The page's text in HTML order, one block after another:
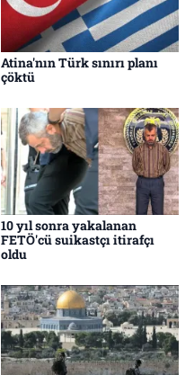
Atina'nın Türk sınırı planı
çöktü
10 yıl sonra yakalanan
FETÖ'cü suikastçı itirafçı
oldu